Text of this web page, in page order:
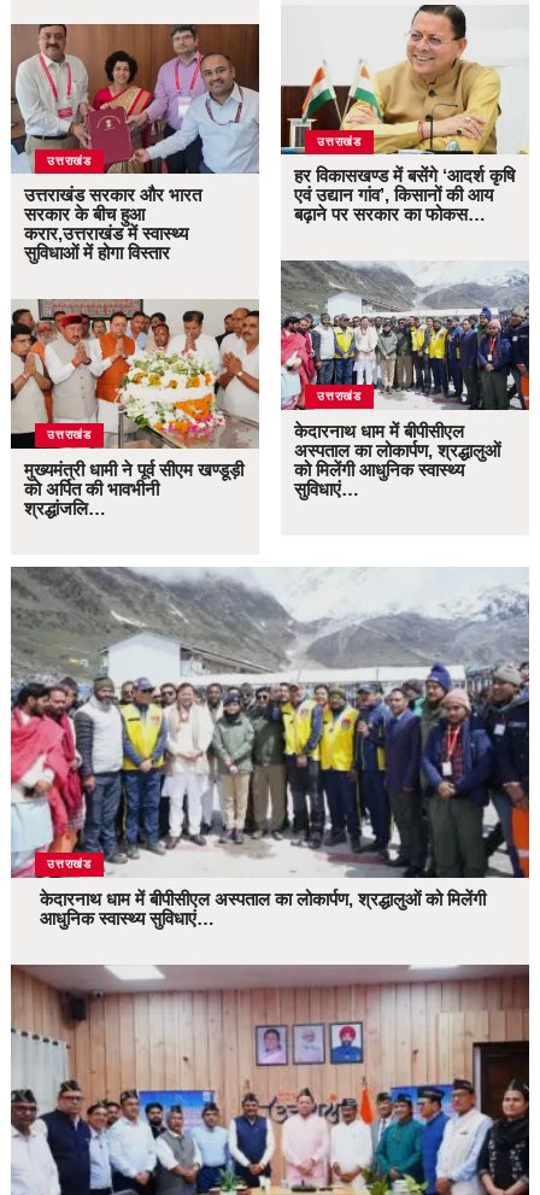
उत्तराखंड
उत्तराखंड सरकार और भारत
सरकार के बीच हुआ
करार,उत्तराखंड में स्वास्थ्य
सुविधाओं में होगा विस्तार
उत्तराखंड
मुख्यमंत्री धामी ने पूर्व सीएम खण्डूड़ी
को अर्पित की भावभीनी
श्रद्धांजलि…
उत्तराखंड
हर विकासखण्ड में बसेंगे ‘आदर्श कृषि
एवं उद्यान गांव’, किसानों की आय
बढ़ाने पर सरकार का फोकस…
उत्तराखंड
केदारनाथ धाम में बीपीसीएल
अस्पताल का लोकार्पण, श्रद्धालुओं
को मिलेंगी आधुनिक स्वास्थ्य
सुविधाएं…
उत्तराखंड
केदारनाथ धाम में बीपीसीएल अस्पताल का लोकार्पण, श्रद्धालुओं को मिलेंगी
आधुनिक स्वास्थ्य सुविधाएं…